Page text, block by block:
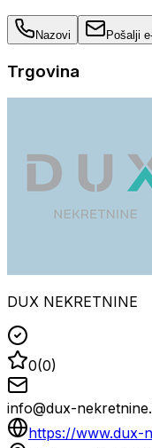
Nazovi Pošalji
Trgovina
DUX NEKRETNINE
0(0)
info@dux-
https://www.dux-